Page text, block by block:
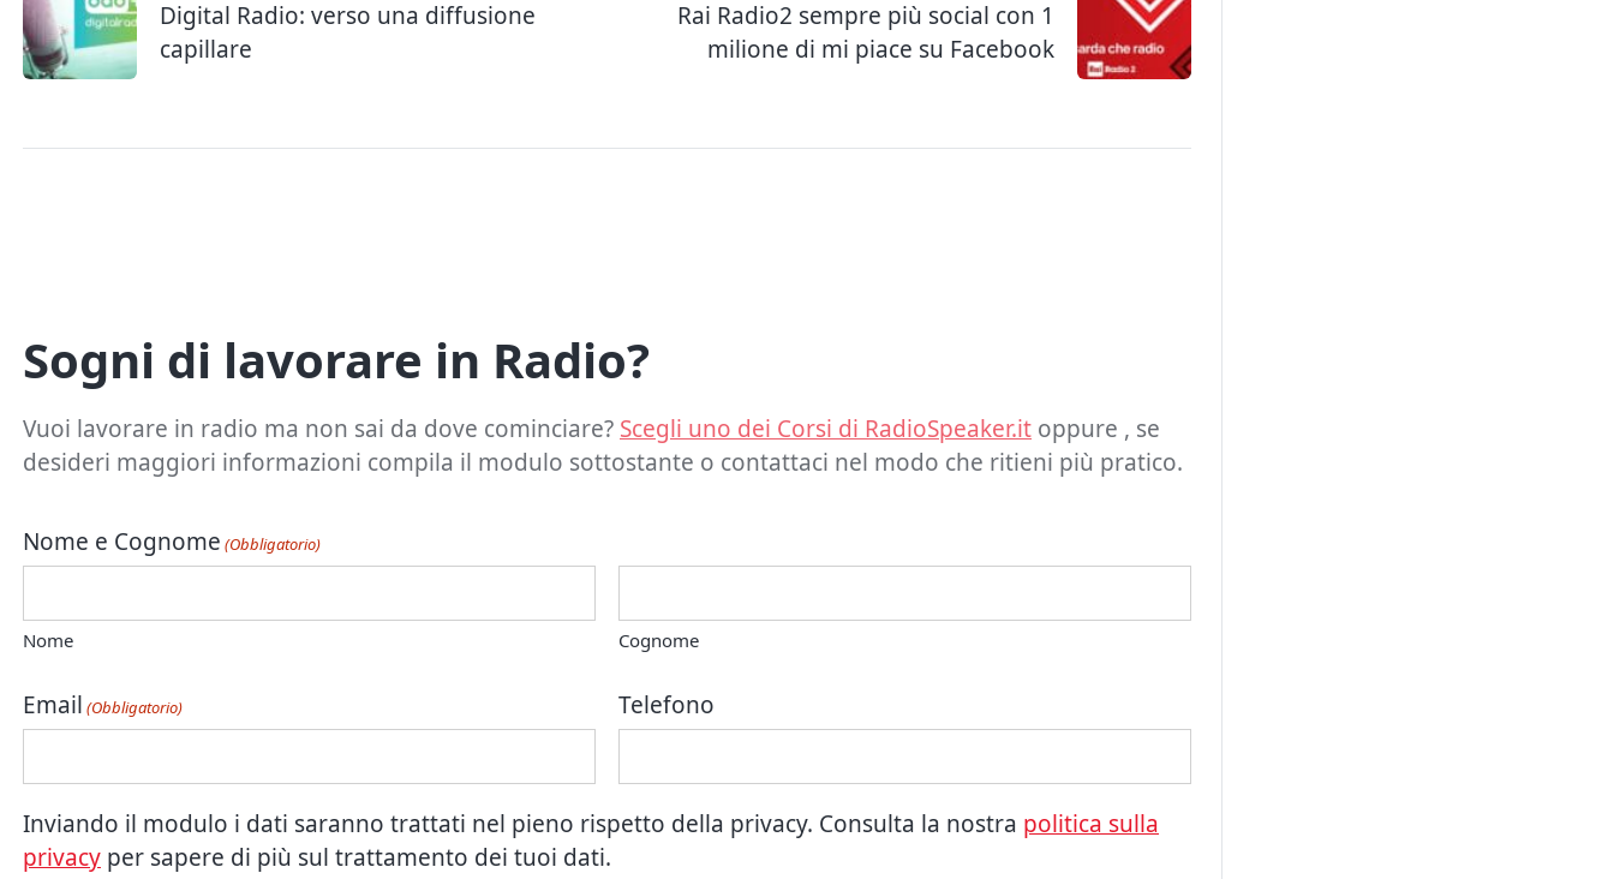
Digital Radio: verso una diffusione
capillare
Rai Radio2 sempre più social con 1
milione di mi piace su Facebook
Sogni di lavorare in Radio?
Vuoi lavorare in radio ma non sai da dove cominciare? Scegli uno dei Corsi di RadioSpeaker.it oppure , se
desideri maggiori informazioni compila il modulo sottostante o contattaci nel modo che ritieni più pratico.
Nome e Cognome (Obbligatorio)
Nome Cognome
Email (Obbligatorio) Telefono
Inviando il modulo i dati saranno trattati nel pieno rispetto della privacy. Consulta la nostra politica sulla
privacy per sapere di più sul trattamento dei tuoi dati.